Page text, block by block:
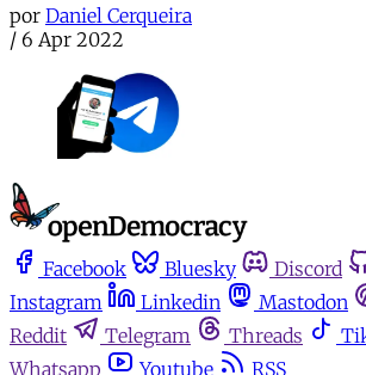
por Daniel Cerqueira
/ 6 Apr 2022
Facebook Bluesky Discord
Instagram
Linkedin Mastodon
Reddit
Telegram Threads
Whatsapp
Youtube RSS